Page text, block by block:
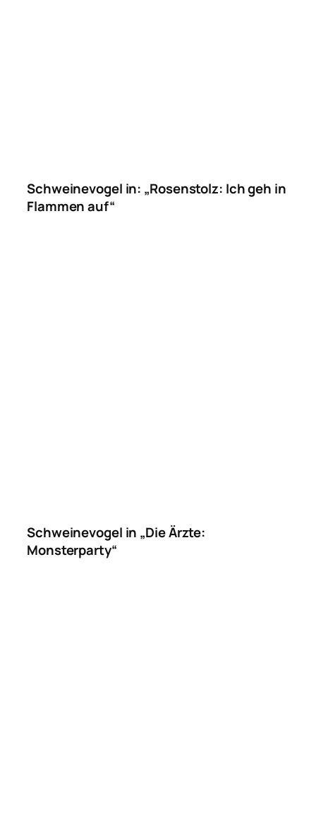
Schweinevogel in: „Rosenstolz: Ich geh in
Flammen auf“
Schweinevogel in „Die Ärzte:
Monsterparty“